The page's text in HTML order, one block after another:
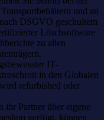
und an
DSGVO geschultem
Löschsoftware
zu allen
IT-
in den Globalen
refurbished oder
ihr Partner über eigene
verfügt, können